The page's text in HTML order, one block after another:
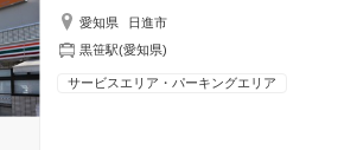
愛知県
日進市
黒笹駅(愛知県)
サービスエリア・パーキングエリア